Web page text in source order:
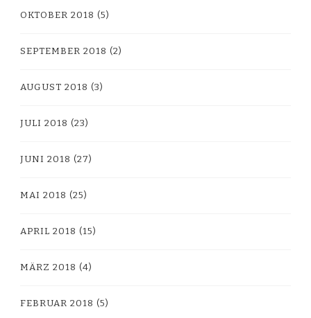
OKTOBER 2018 (5)
SEPTEMBER 2018 (2)
AUGUST 2018 (3)
JULI 2018 (23)
JUNI 2018 (27)
MAI 2018 (25)
APRIL 2018 (15)
MÄRZ 2018 (4)
FEBRUAR 2018 (5)